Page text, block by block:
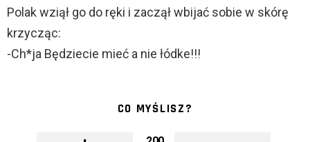
Polak wziął go do ręki i zaczął wbijać sobie w skórę
krzycząc:
-Ch*ja Będziecie mieć a nie łódke!!!
CO MYŚLISZ?